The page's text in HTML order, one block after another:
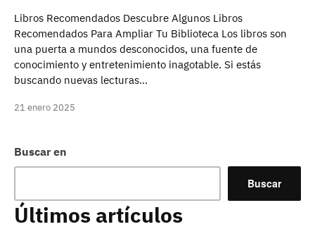
Buscar en
Buscar
Últimos artículos
Libros Recomendados Descubre Algunos Libros
Recomendados Para Ampliar Tu Biblioteca Los libros son
una puerta a mundos desconocidos, una fuente de
conocimiento y entretenimiento inagotable. Si estás
buscando nuevas lecturas…
21 enero 2025